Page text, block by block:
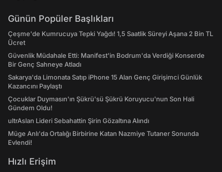
Günün Popüler Başlıkları
Çeşme'de Kumrucuya Tepki Yağdı! 1,5 Saatlik Süreyi Aşana 2 Bin TL
Ücret
Güvenlik Müdahale Etti: Manifest'in Bodrum'da Verdiği Konserde
Bir Genç Sahneye Atladı
Sakarya'da Limonata Satıp iPhone 15 Alan Genç Girişimci Günlük
Kazancını Paylaştı
Çocuklar Duymasın'ın Şükrü'sü Şükrü Koruyucu'nun Son Hali
Gündem Oldu!
ultrAslan Lideri Sebahattin Şirin Gözaltına Alındı
Müge Anlı'da Ortalığı Birbirine Katan Nazmiye Tutaner Sonunda
Evlendi!
Hızlı Erişim